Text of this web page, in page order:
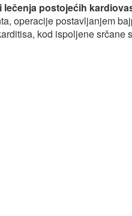
lečenja postojećih
operacije postavljanjem
kod ispoljene srčane